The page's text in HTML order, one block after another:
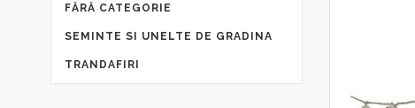
FĂRĂ CATEGORIE
SEMINTE SI UNELTE DE GRADINA
TRANDAFIRI